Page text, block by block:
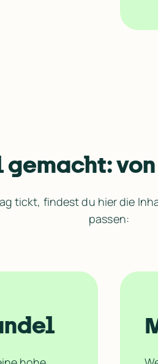
gemacht:
tickt, findest du hier die
passen: